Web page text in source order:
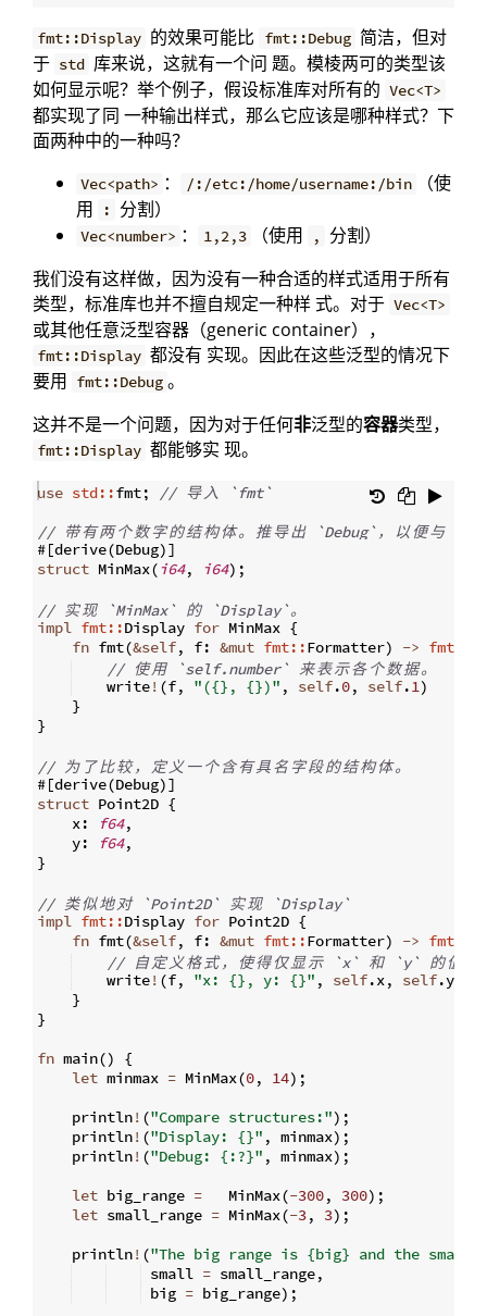
fmt::Display 的效果可能比 fmt::Debug 简洁，但对
于 std 库来说，这就有一个问 题。模棱两可的类型该
如何显示呢？举个例子，假设标准库对所有的 Vec<T>
都实现了同 一种输出样式，那么它应该是哪种样式？下
面两种中的一种吗？
Vec<path> ： /:/etc:/home/username:/bin
（使
用
: 分割）
Vec<number> ： 1,2,3 （使用 ,
分割）
我们没有这样做，因为没有一种合适的样式适用于所有
类型，标准库也并不擅自规定一种样 式。对于 Vec<T>
或其他任意泛型容器（generic container），
fmt::Display 都没有 实现。因此在这些泛型的情况下
要用 fmt::Debug 。
这并不是一个问题，因为对于任何非泛型的容器类型，
fmt::Display 都能够实 现。
use std::fmt; // 导入 `fmt`
// 带 有两 个 数 字的结构 体。 推导出 `Debug` ， 以 便与
#[derive(Debug)]
struct MinMax(i64, i64) ;
// 实现 `MinMax` 的 `Display`。
impl fmt::Display for MinMax {
fn fmt(&self, f: &mut fmt::Formatter) -> fmt::
// 使用 `self.number` 来表示各 个 数据。
    write
! (f, "({}, {})" , self.0, self.1)
}
}
// 为 了比较 ， 定义 一 个 含 有具名 字段的结构 体。
#[derive(Debug)]
struct Point2D {
    x
: f64,
    y
: f64,
}
// 类 似地对 `Point2D` 实现 `Display`
impl fmt::Display for Point2D {
fn fmt(&self, f: &mut fmt::Formatter) -> fmt::
// 自定义格式 ， 使得 仅显示 `x` 和 `y` 的 值
    write
! (f, "x: {}, y: {}" , self.x, self.y
}
}
fn main()
{
let minmax = MinMax(0, 14) ;
    println
! ("Compare structures:") ;
    println
! ("Display: {}" , minmax) ;
    println
! ("Debug: {:?}" , minmax) ;
let big_range =
   MinMax
(-300, 300) ;
let small_range = MinMax(-3, 3) ;
    println
! ("The big range is {big} and the small
small = small_range,
big = big_range) ;